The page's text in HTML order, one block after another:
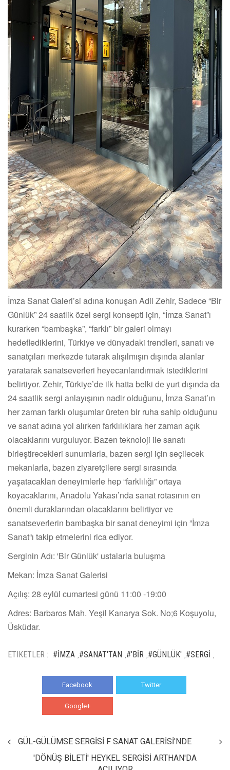
İmza Sanat Galeri’si adına konuşan Adil Zehir, Sadece “Bir
Günlük” 24 saatlik özel sergi konsepti için, “İmza Sanat”ı
kurarken “bambaşka”, “farklı” bir galeri olmayı
hedeflediklerini, Türkiye ve dünyadaki trendleri, sanatı ve
sanatçıları merkezde tutarak alışılmışın dışında alanlar
yaratarak sanatseverleri heyecanlandırmak istediklerini
belirtiyor. Zehir, Türkiye’de ilk hatta belki de yurt dışında da
24 saatlik sergi anlayışının nadir olduğunu, İmza Sanat’ın
her zaman farklı oluşumlar üreten bir ruha sahip olduğunu
ve sanat adına yol alırken farklılıklara her zaman açık
olacaklarını vurguluyor. Bazen teknoloji ile sanatı
birleştirecekleri sunumlarla, bazen sergi için seçilecek
mekanlarla, bazen ziyaretçilere sergi sırasında
yaşatacakları deneyimlerle hep “farklılığı” ortaya
koyacaklarını, Anadolu Yakası’nda sanat rotasının en
önemli duraklarından olacaklarını belirtiyor ve
sanatseverlerin bambaşka bir sanat deneyimi için ”İmza
Sanat“ı takip etmelerini rica ediyor.
Serginin Adı: 'Bir Günlük' ustalarla buluşma
Mekan: İmza Sanat Galerisi
Açılış: 28 eylül cumartesi günü 11:00 -19:00
Adres: Barbaros Mah. Yeşil Kanarya Sok. No;6 Koşuyolu,
Üsküdar.
ETIKETLER : #İMZA #SANAT'TAN #'BİR #GÜNLÜK' #SERGİ
Facebook Twitter
Google+
GÜL-GÜLÜMSE SERGİSİ F SANAT GALERİSİ'NDE
'DÖNÜŞ BİLETİ' HEYKEL SERGİSİ ARTHAN'DA